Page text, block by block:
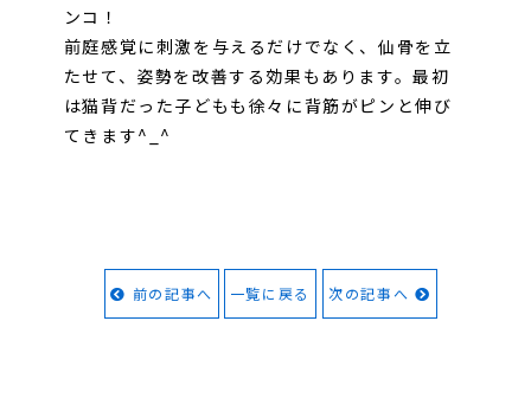
ンコ！
前庭感覚に刺激を与えるだけでなく、仙骨を立
たせて、姿勢を改善する効果もあります。最初
は猫背だった子どもも徐々に背筋がピンと伸び
てきます^_^
前の記事へ 一覧に戻る 次の記事へ